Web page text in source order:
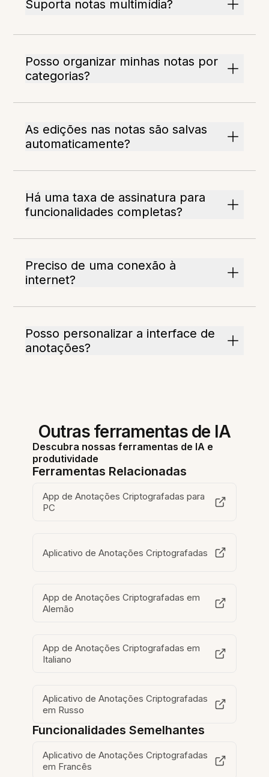
Suporta notas multimídia?
Posso organizar minhas notas por
categorias?
As edições nas notas são salvas
automaticamente?
Há uma taxa de assinatura para
funcionalidades completas?
Preciso de uma conexão à
internet?
Posso personalizar a interface de
anotações?
Outras ferramentas de IA
Descubra nossas ferramentas de IA e
produtividade
Ferramentas Relacionadas
App de Anotações Criptografadas para
PC
Aplicativo de Anotações Criptografadas
App de Anotações Criptografadas em
Alemão
App de Anotações Criptografadas em
Italiano
Aplicativo de Anotações Criptografadas
em Russo
Funcionalidades Semelhantes
Aplicativo de Anotações Criptografadas
em Francês